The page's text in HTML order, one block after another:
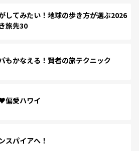
してみたい！地球の歩き方が選ぶ2026
旅先30
もかなえる！賢者の旅テクニック
偏愛ハワイ
スパイアへ！